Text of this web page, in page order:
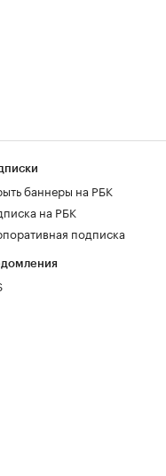
баннеры на РБК
на РБК
подписка